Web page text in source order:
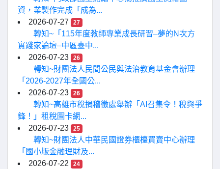
資，業製作完成「成為...
2026-07-27
27
轉知~「115年度教師專業成長研習–夢的N次方
實踐家論壇–中區臺中...
2026-07-23
26
轉知~財團法人民間公民與法治教育基金會辦理
「2026-2027年全國公...
2026-07-23
26
轉知~高雄市稅捐稽徵處舉辦「AI召集令！稅與爭
鋒！」租稅圖卡網...
2026-07-23
25
轉知~財團法人中華民國證券櫃檯買賣中心辦理
「國小版金融理財及...
2026-07-22
24